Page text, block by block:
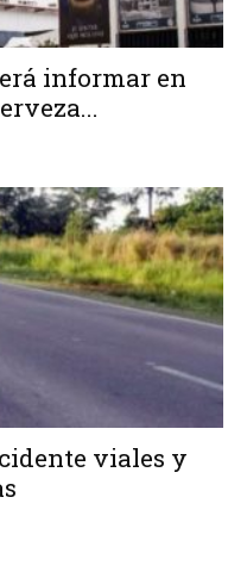
informar en
viales y